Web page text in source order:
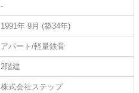
-
1991年 9月 (築34年)
アパート/軽量鉄骨
2階建
株式会社ステップ